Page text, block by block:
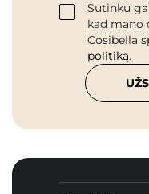
Sutinku
kad mano
Cosibella
politiką.